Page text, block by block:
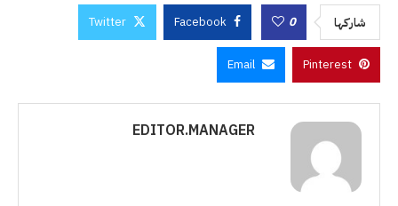
شاركها 0
Facebook
Twitter
Pinterest
Email
EDITOR.MANAGER